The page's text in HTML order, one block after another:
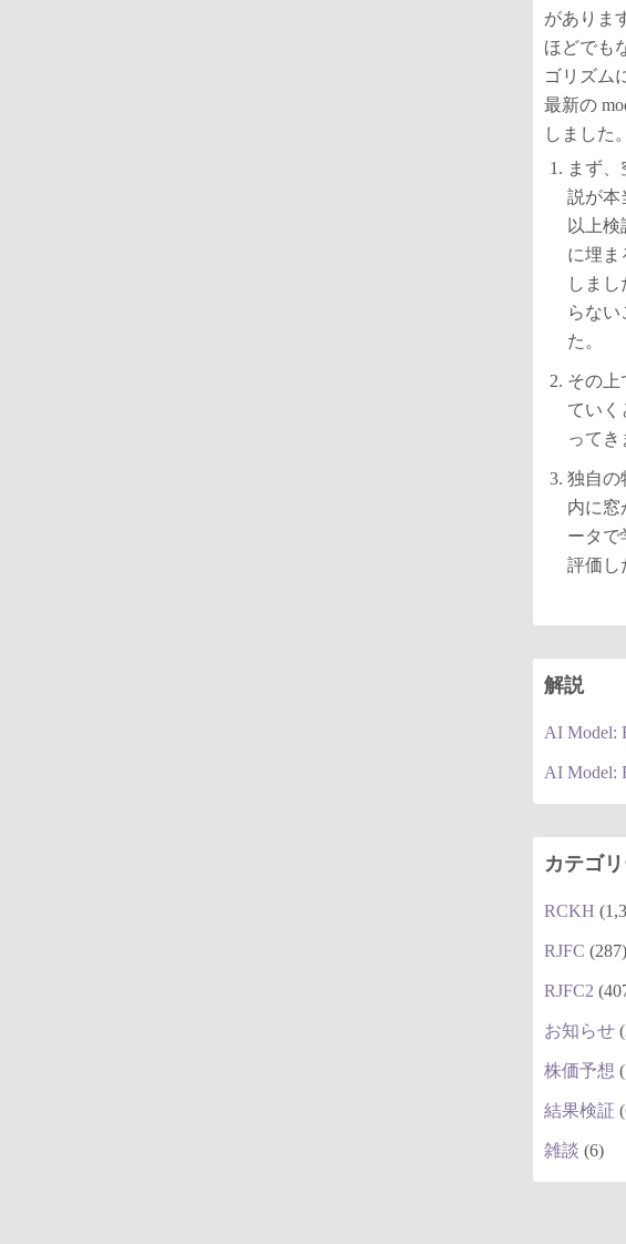
がありま
ほどでも
ゴリズム
最新の
しました。
まず
説が本
以上
に埋ま
しま
らない
た。
その上
ていく
ってき
独自の
内に窓
ータで
評価し
解説
AI Model:
AI Model:
カテゴ
RCKH
RJFC (287)
RJFC2
お知らせ
株価予想
結果検証
雑談 (6)